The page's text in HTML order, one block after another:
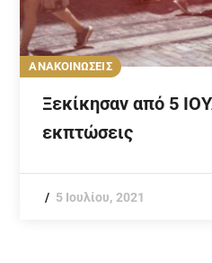
ΑΝΑΚΟΙΝΩΣΕΙΣ
Ξεκίκησαν από 5
εκπτώσεις
5 Ιουλίου, 2021